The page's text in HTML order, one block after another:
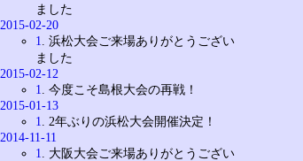
ました
2015-02-20
1
. 浜松大会ご来場ありがとうござい
ました
2015-02-12
1
. 今度こそ島根大会の再戦！
2015-01-13
1
. 2年ぶりの浜松大会開催決定！
2014-11-11
1
. 大阪大会ご来場ありがとうござい